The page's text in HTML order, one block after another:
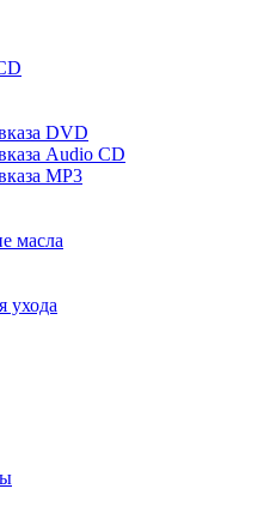
DVD
Audio CD
MP3
масла
ухода